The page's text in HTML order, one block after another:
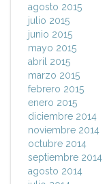
agosto 2015
julio 2015
junio 2015
mayo 2015
abril 2015
marzo 2015
febrero 2015
enero 2015
diciembre 2014
noviembre 2014
octubre 2014
septiembre 2014
agosto 2014